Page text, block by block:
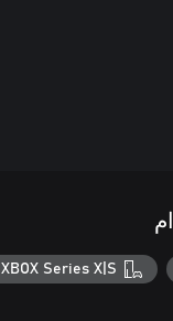
XBOX Series X|S